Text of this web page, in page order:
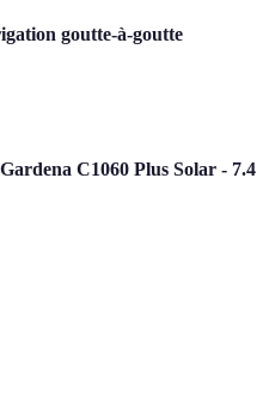
goutte-à-goutte
C1060 Plus Solar - 7.4